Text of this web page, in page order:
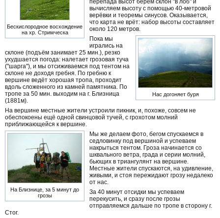
Бескислородное восхождение
на хр. Стримческа
вычисляем высоту с помощью 40-метровой
верёвки и теоремы синусов. Оказывается,
что карта не врёт: набор высоты составляет
около 120 метров.
Нас догоняет буря
Пока мы
игрались на
склоне (подъём занимает 25 мин.), резко
ухудшается погода: налетает грозовая туча
("шарга"), и мы отсиживаемся под тентом на
склоне не доходя гребня. По гребню к
вершине ведёт хорошая тропа, проходит
вдоль сложенного из камней памятника. По
тропе за 50 мин. выходим на г. Близница
(1881м).
На вершине местные жители устроили пикник, и, похоже, совсем не
обеспокоены ещё одной свинцовой тучей, с грохотом молний
приближающейся к вершине.
На Близнице, за 5 минут до
грозы
Мы же делаем фото, бегом спускаемся в
седловинку под вершиной и успеваем
накрыться тентом. Гроза начинается со
шквального ветра, града и серии молний,
бьющих в триангулянт на вершине.
Местные жители спускаются, на удивление,
живыми, и стоя пережидают грозу недалеко
от нас.
За 40 минут отсидки мы успеваем
перекусить, и сразу после грозы
отправляемся дальше по тропе в сторону г.
Стог.